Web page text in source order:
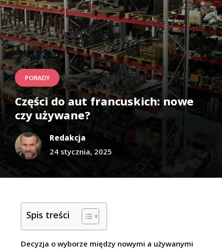
PORADY
Części do aut francuskich: nowe
czy używane?
Redakcja
24 stycznia, 2025
Spis treści
Decyzja o wyborze między nowymi a używanymi